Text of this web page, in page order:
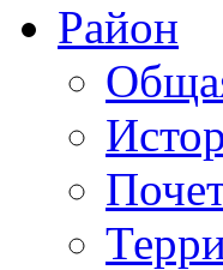
Район